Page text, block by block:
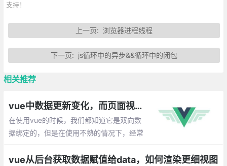
支持！
上一页: 浏览器进程线程
下一页: js循环中的异步&&循环中的闭包
相关推荐
vue中数据更新变化，而页面视图未渲染的解决方案
在使用vue的时候，我们都知道它是双向数
据绑定的，但是在使用不熟的情况下，经常
触发页面渲染。下面就整理一些出现这种情
vue从后台获取数据赋值给data，如何渲染更细视图